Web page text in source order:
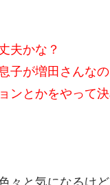
夫かな？
子が増田さんな
ンとかをやって決
々と気になるけ